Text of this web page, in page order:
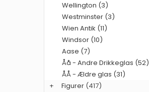
Wellington (3)
Westminster (3)
Wien Antik (11)
Windsor (10)
Aase (7)
Åå - Andre Drikkeglas (52)
ÅÅ - Ældre glas (31)
+
Figurer (417)